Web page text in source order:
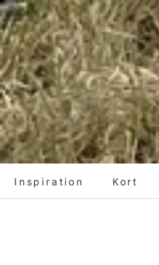
Inspiration Kort